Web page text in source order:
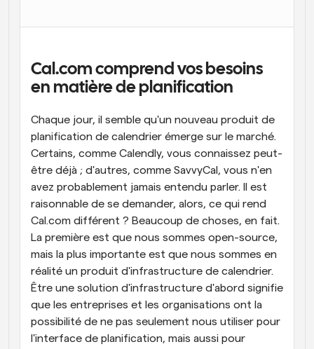
Programmation surpuissante avec des appels
alimentés par l'IA
Blog
Restez à jour avec les dernières nouvelles et mises à
jour
Réunions instantanées
Rencontrez des clients en quelques minutes
Liens de groupe dynamique
Réservez facilement des réunions avec plusieurs
personnes
Webhooks
Soyez informé lorsque quelque chose se passe
Cal.com comprend vos besoins
en matière de planification
Chaque jour, il semble qu'un nouveau produit de
planification de calendrier émerge sur le marché.
Certains, comme Calendly, vous connaissez peut-
être déjà ; d'autres, comme SavvyCal, vous n'en
avez probablement jamais entendu parler. Il est
raisonnable de se demander, alors, ce qui rend
Cal.com différent ? Beaucoup de choses, en fait.
La première est que nous sommes open-source,
mais la plus importante est que nous sommes en
réalité un produit d'infrastructure de calendrier.
Être une solution d'infrastructure d'abord signifie
que les entreprises et les organisations ont la
possibilité de ne pas seulement nous utiliser pour
l'interface de planification, mais aussi pour